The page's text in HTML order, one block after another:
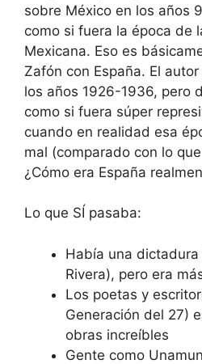
sobre México en los años
como si fuera la época de
Mexicana. Eso es
Zafón con España. El
los años 1926-1936, pero
como si fuera súper
cuando en realidad esa
mal (comparado con lo
¿Cómo era España
Lo que SÍ pasaba:
Había una
Rivera), pero era
Los poetas y
Generación del 27)
obras increíbles
Gente como